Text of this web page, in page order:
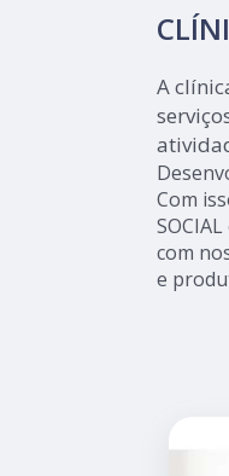
A
Com
com
e